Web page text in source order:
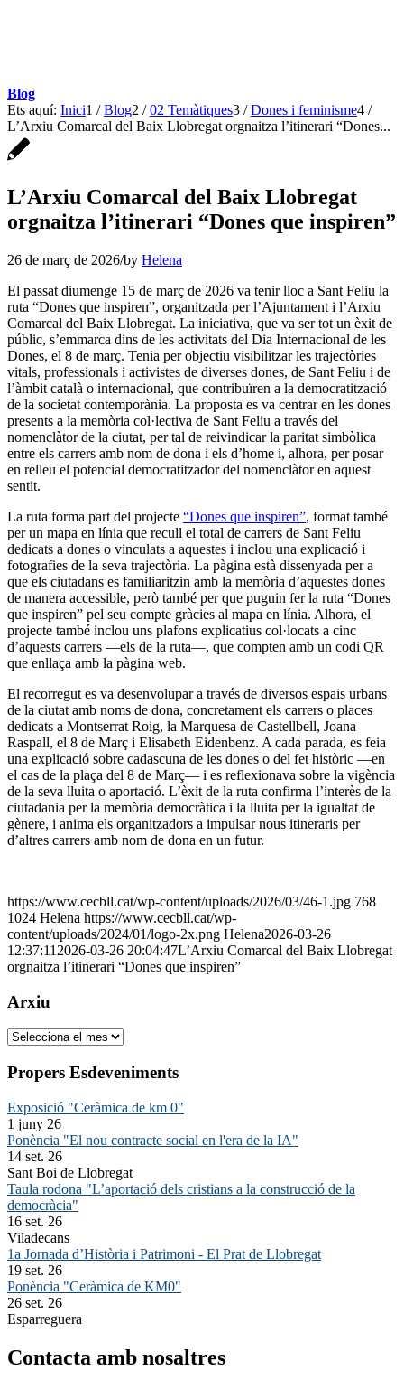
Blog
Ets aquí: Inici1 / Blog2 / 02 Temàtiques3 / Dones i feminisme4 /
L’Arxiu Comarcal del Baix Llobregat orgnaitza l’itinerari “Dones...
L’Arxiu Comarcal del Baix Llobregat
orgnaitza l’itinerari “Dones que inspiren”
26 de març de 2026/by Helena
El passat diumenge 15 de març de 2026 va tenir lloc a Sant Feliu la
ruta “Dones que inspiren”, organitzada per l’Ajuntament i l’Arxiu
Comarcal del Baix Llobregat. La iniciativa, que va ser tot un èxit de
públic, s’emmarca dins de les activitats del Dia Internacional de les
Dones, el 8 de març. Tenia per objectiu visibilitzar les trajectòries
vitals, professionals i activistes de diverses dones, de Sant Feliu i de
l’àmbit català o internacional, que contribuïren a la democratització
de la societat contemporània. La proposta es va centrar en les dones
presents a la memòria col·lectiva de Sant Feliu a través del
nomenclàtor de la ciutat, per tal de reivindicar la paritat simbòlica
entre els carrers amb nom de dona i els d’home i, alhora, per posar
en relleu el potencial democratitzador del nomenclàtor en aquest
sentit.
La ruta forma part del projecte “Dones que inspiren”, format també
per un mapa en línia que recull el total de carrers de Sant Feliu
dedicats a dones o vinculats a aquestes i inclou una explicació i
fotografies de la seva trajectòria. La pàgina està dissenyada per a
que els ciutadans es familiaritzin amb la memòria d’aquestes dones
de manera accessible, però també per que puguin fer la ruta “Dones
que inspiren” pel seu compte gràcies al mapa en línia. Alhora, el
projecte també inclou uns plafons explicatius col·locats a cinc
d’aquests carrers —els de la ruta—, que compten amb un codi QR
que enllaça amb la pàgina web.
El recorregut es va desenvolupar a través de diversos espais urbans
de la ciutat amb noms de dona, concretament els carrers o places
dedicats a Montserrat Roig, la Marquesa de Castellbell, Joana
Raspall, el 8 de Març i Elisabeth Eidenbenz. A cada parada, es feia
una explicació sobre cadascuna de les dones o del fet històric —en
el cas de la plaça del 8 de Març— i es reflexionava sobre la vigència
de la seva lluita o aportació. L’èxit de la ruta confirma l’interès de la
ciutadania per la memòria democràtica i la lluita per la igualtat de
gènere, i anima els organitzadors a impulsar nous itineraris per
d’altres carrers amb nom de dona en un futur.
https://www.cecbll.cat/wp-content/uploads/2026/03/46-1.jpg 768
1024 Helena https://www.cecbll.cat/wp-
content/uploads/2024/01/logo-2x.png Helena2026-03-26
12:37:11 2026-03-26 20:04:47L’Arxiu Comarcal del Baix Llobregat
orgnaitza l’itinerari “Dones que inspiren”
Arxiu
Arxiu
Propers Esdeveniments
Exposició "Ceràmica de km 0"
1 juny 26
Ponència "El nou contracte social en l'era de la IA"
14 set. 26
Sant Boi de Llobregat
Taula rodona "L’aportació dels cristians a la construcció de la
democràcia"
16 set. 26
Viladecans
1a Jornada d’Història i Patrimoni - El Prat de Llobregat
19 set. 26
Ponència "Ceràmica de KM0"
26 set. 26
Esparreguera
Contacta amb nosaltres